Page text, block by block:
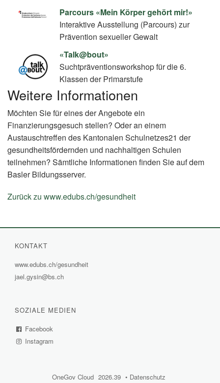
Parcours «Mein Körper gehört mir!»
Interaktive Ausstellung (Parcours) zur
Prävention sexueller Gewalt
«Talk@bout»
Suchtpräventionsworkshop für die 6.
Klassen der Primarstufe
Weitere Informationen
Möchten Sie für eines der Angebote ein
Finanzierungsgesuch stellen? Oder an einem
Austauschtreffen des Kantonalen Schulnetzes21 der
gesundheitsfördernden und nachhaltigen Schulen
teilnehmen? Sämtliche Informationen finden Sie auf dem
Basler Bildungsserver.
Zurück zu www.edubs.ch/gesundheit
KONTAKT
www.edubs.ch/gesundheit
jael.gysin@bs.ch
SOZIALE MEDIEN
Facebook
Instagram
OneGov Cloud (External
2026.39 (External
Datenschutz